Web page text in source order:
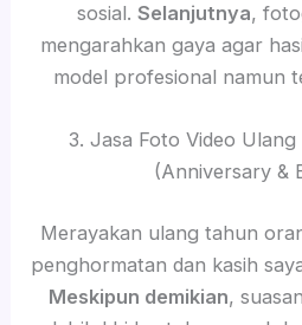
sosial. Selanjutnya,
mengarahkan gaya agar
model profesional namun
3. Jasa Foto Video
(Anniversary &
Merayakan ulang tahun
penghormatan dan kasih
Meskipun demikian,